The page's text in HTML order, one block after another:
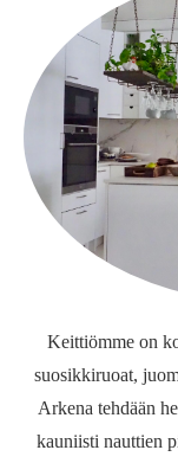
Keittiömme on
suosikkiruoat,
Arkena tehdään
kauniisti nauttien